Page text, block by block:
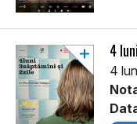
4
4